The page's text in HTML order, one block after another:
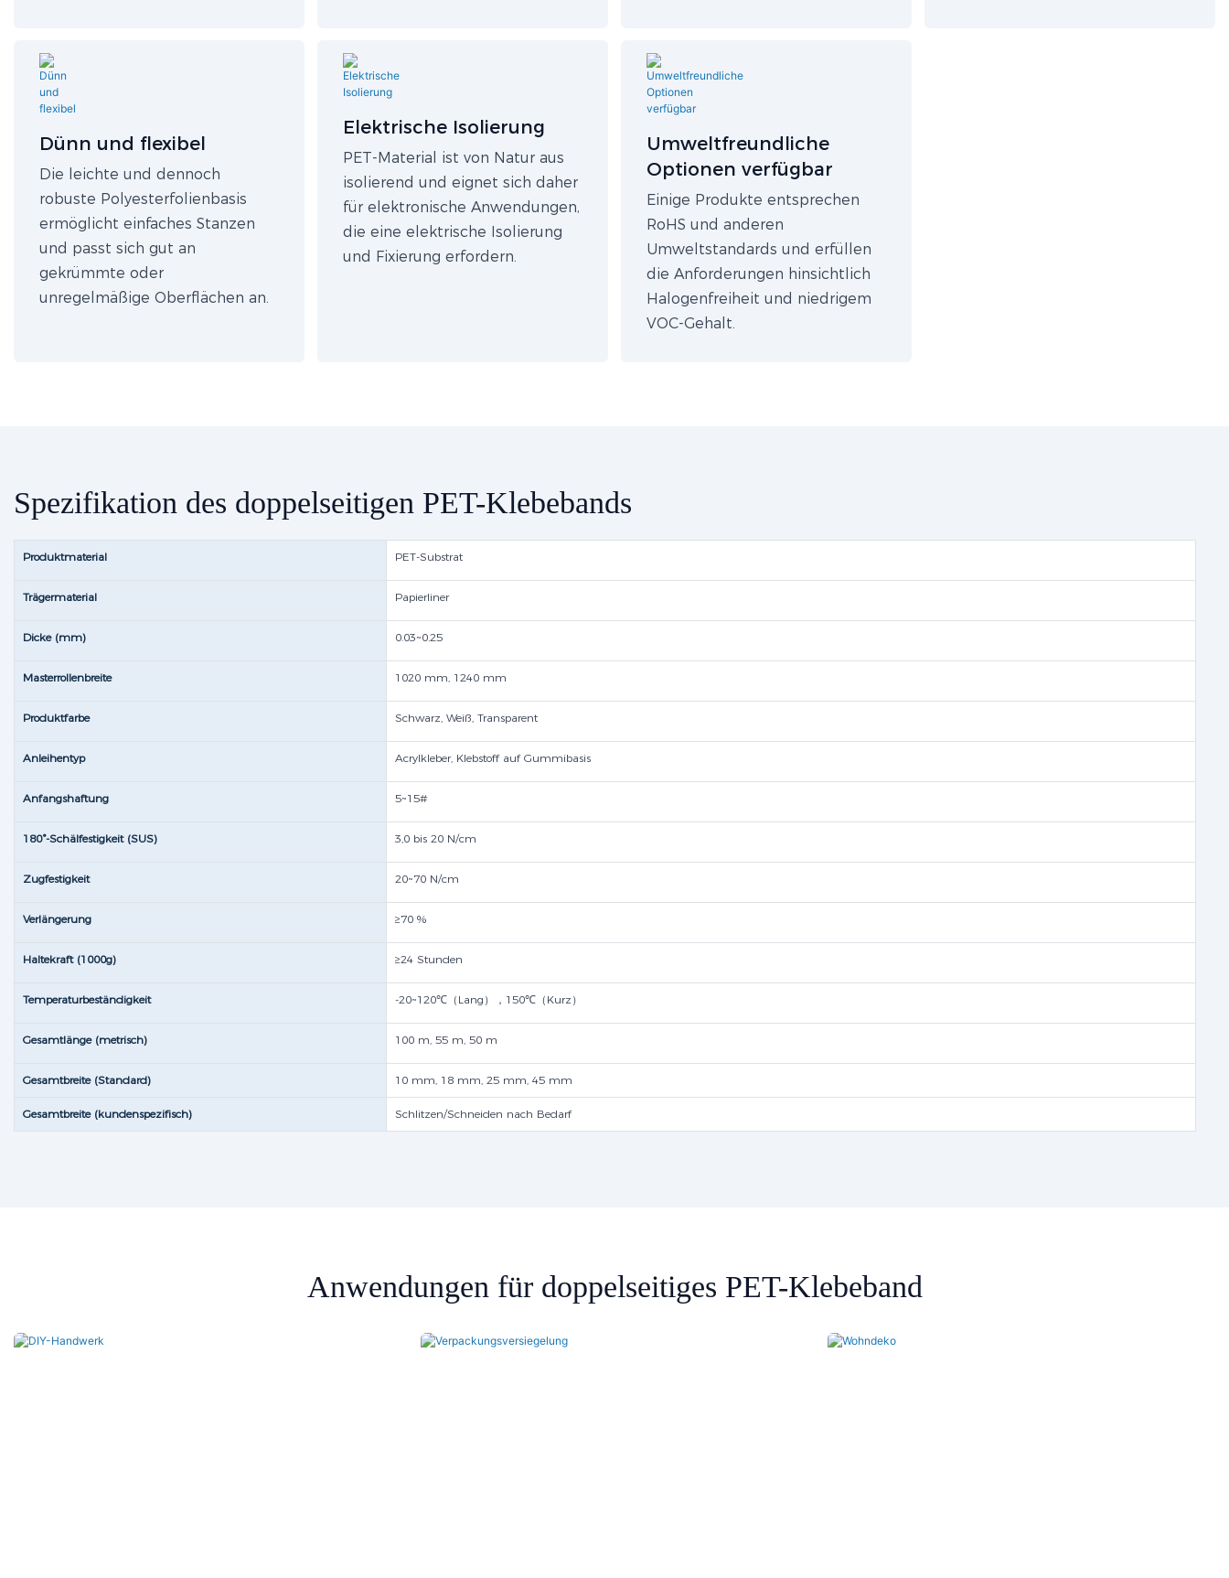
Dünn und flexibel
Die leichte und dennoch
robuste Polyesterfolienbasis
ermöglicht einfaches Stanzen
und passt sich gut an
gekrümmte oder
unregelmäßige Oberflächen an.
Elektrische Isolierung
PET-Material ist von Natur aus
isolierend und eignet sich daher
für elektronische Anwendungen,
die eine elektrische Isolierung
und Fixierung erfordern.
Umweltfreundliche
Optionen verfügbar
Einige Produkte entsprechen
RoHS und anderen
Umweltstandards und erfüllen
die Anforderungen hinsichtlich
Halogenfreiheit und niedrigem
VOC-Gehalt.
Spezifikation des doppelseitigen PET-Klebebands
Produktmaterial PET-Substrat
Trägermaterial Papierliner
Dicke (mm) 0.03~0.25
Masterrollenbreite 1020 mm, 1240 mm
Produktfarbe Schwarz, Weiß, Transparent
Anleihentyp Acrylkleber, Klebstoff auf Gummibasis
Anfangshaftung 5~15#
180°-Schälfestigkeit (SUS)​ 3,0 bis 20 N/cm
Zugfestigkeit 20~70 N/cm
Verlängerung ≥70 %
Haltekraft (1000g) ≥24 Stunden
Temperaturbeständigkeit -20~120℃（Lang），150℃（Kurz）
Gesamtlänge (metrisch) 100 m, 55 m, 50 m
Gesamtbreite (Standard) 10 mm, 18 mm, 25 mm, 45 mm
Gesamtbreite (kundenspezifisch) Schlitzen/Schneiden nach Bedarf
Anwendungen für doppelseitiges PET-Klebeband